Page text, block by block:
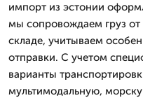
импорт из эстонии
мы сопровождаем груз от
складе, учитываем
отправки. С учетом
варианты
мультимодальную,